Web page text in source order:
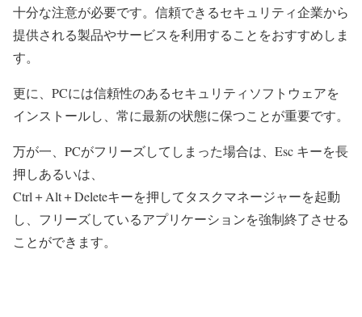
十分な注意が必要です。信頼できるセキュリティ企業から
提供される製品やサービスを利用することをおすすめしま
す。
更に、PCには信頼性のあるセキュリティソフトウェアを
インストールし、常に最新の状態に保つことが重要です。
万が一、PCがフリーズしてしまった場合は、Esc キーを長
押しあるいは、
Ctrl＋Alt＋Deleteキーを押してタスクマネージャーを起動
し、フリーズしているアプリケーションを強制終了させる
ことができます。